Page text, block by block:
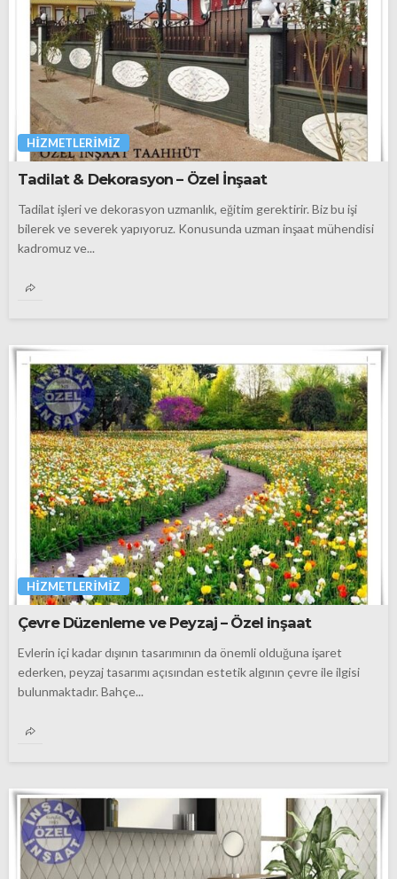
HIZMETLERIMIZ
Tadilat & Dekorasyon – Özel İnşaat
Tadilat işleri ve dekorasyon uzmanlık, eğitim gerektirir. Biz bu işi
bilerek ve severek yapıyoruz. Konusunda uzman inşaat mühendisi
kadromuz ve...
HIZMETLERIMIZ
Çevre Düzenleme ve Peyzaj – Özel inşaat
Evlerin içi kadar dışının tasarımının da önemli olduğuna işaret
ederken, peyzaj tasarımı açısından estetik algının çevre ile ilgisi
bulunmaktadır. Bahçe...